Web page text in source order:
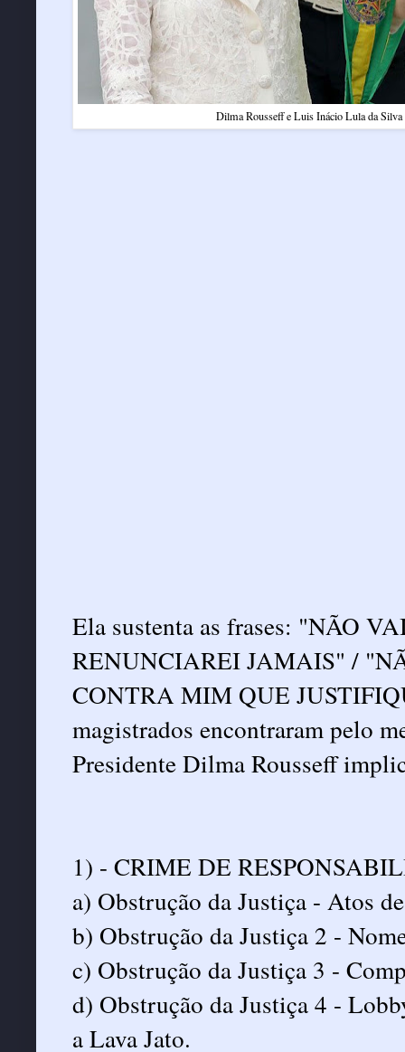
Dilma Rousseff e Luis Inácio Lula da
Ela sustenta as frases: "NÃO
RENUNCIAREI JAMAIS" /
CONTRA MIM QUE
magistrados encontraram pelo
Presidente Dilma Rousseff
1) - CRIME DE
a) Obstrução da Justiça - Atos
b) Obstrução da Justiça 2 -
c) Obstrução da Justiça 3 -
d) Obstrução da Justiça 4 -
a Lava Jato.